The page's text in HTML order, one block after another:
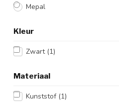
Mepal
Kleur
Zwart (1)
Materiaal
Kunststof (1)